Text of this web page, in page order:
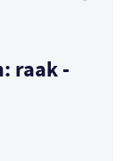
raak -